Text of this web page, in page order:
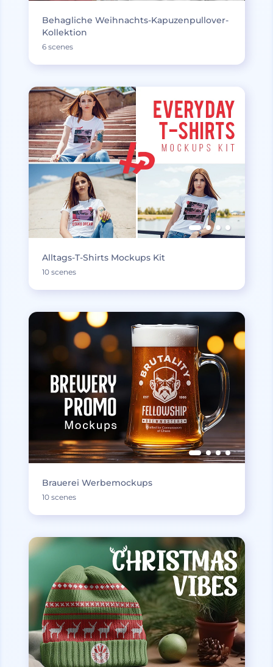
Behagliche Weihnachts-Kapuzenpullover-
Kollektion
6 scenes
Alltags-T-Shirts Mockups Kit
10 scenes
Brauerei Werbemockups
10 scenes